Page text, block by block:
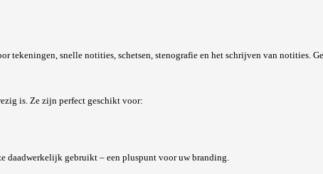
snelle notities, schetsen, stenografie en het schrijven van notities.
is. Ze zijn perfect geschikt voor:
daadwerkelijk gebruikt – een pluspunt voor uw branding.